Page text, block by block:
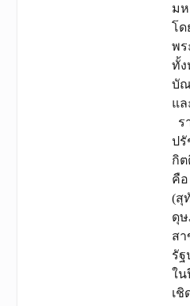
ม
โด
พ
ทั้ง
บั
แ
ร
ป
กิ
คื
(สุ
ดุ
สา
รั
ใ
เ